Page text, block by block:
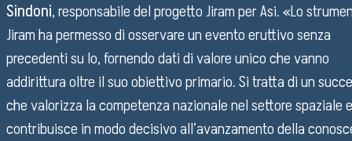
Sindoni, responsabile del progetto Jiram per Asi. «Lo
Jiram ha permesso di osservare un evento eruttivo senza
precedenti su Io, fornendo dati di valore unico che vanno
addirittura oltre il suo obiettivo primario. Si tratta di un
che valorizza la competenza nazionale nel settore spaziale
contribuisce in modo decisivo all’avanzamento della